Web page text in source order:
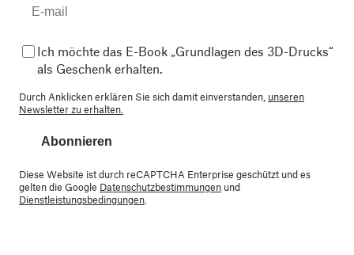
Ich möchte das E-Book „Grundlagen des 3D-Drucks“
als Geschenk erhalten.
Durch Anklicken erklären Sie sich damit einverstanden, unseren
Newsletter zu erhalten.
Abonnieren
Diese Website ist durch reCAPTCHA Enterprise geschützt und es
gelten die Google Datenschutzbestimmungen und
Dienstleistungsbedingungen